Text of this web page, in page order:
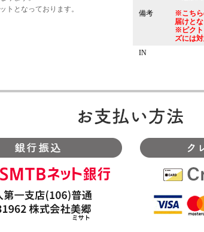
トとなっております。
備考
※こちら
届けとな
※ピクト
ズには
IN